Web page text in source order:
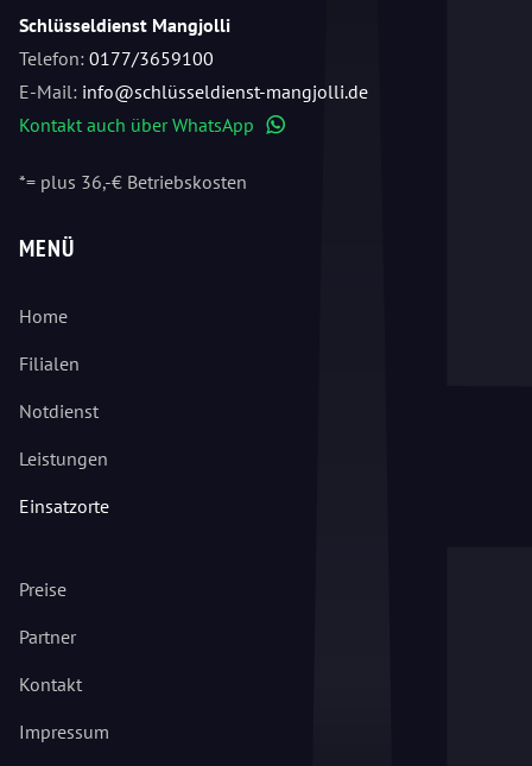
Schlüsseldienst Mangjolli
Telefon: 0177/3659100
E-Mail: info@schlüsseldienst-mangjolli.de
Kontakt auch über WhatsApp
*= plus 36,-€ Betriebskosten
MENÜ
Home
Filialen
Notdienst
Leistungen
Einsatzorte
Preise
Partner
Kontakt
Impressum